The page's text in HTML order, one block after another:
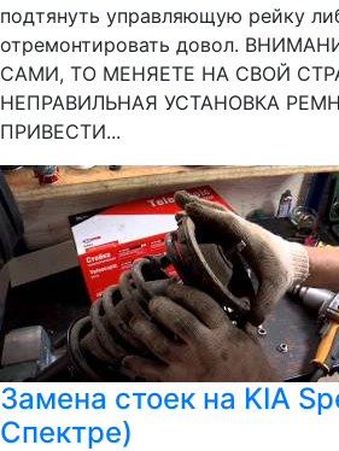
подтянуть управляющую рейку
отремонтировать довол.
САМИ, ТО МЕНЯЕТЕ НА СВОЙ
НЕПРАВИЛЬНАЯ УСТАНОВКА
ПРИВЕСТИ...
Замена стоек на KIA
Спектре)